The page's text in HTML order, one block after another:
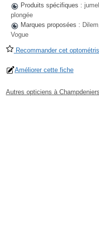
Produits spécifiques :
plongée
Marques proposées :
Vogue
Recommander cet
Améliorer cette fiche
Autres opticiens à Champdeniers